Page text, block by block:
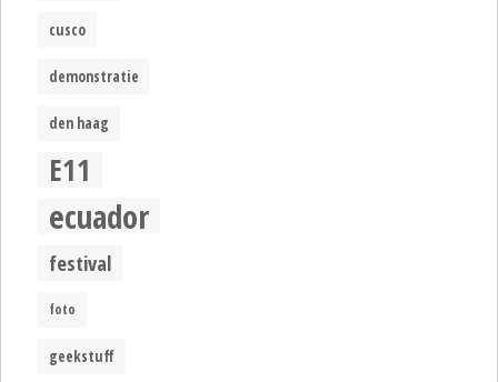
cusco
demonstratie
den haag
E11
ecuador
festival
foto
geekstuff